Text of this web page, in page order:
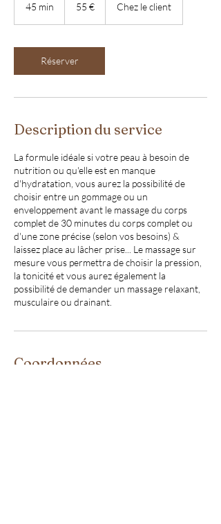
45 min
i
n
55 € Chez le client
Réserver
Description du service
La formule idéale si votre peau à besoin de
nutrition ou qu'elle est en manque
d'hydratation, vous aurez la possibilité de
choisir entre un gommage ou un
enveloppement avant le massage du corps
complet de 30 minutes du corps complet ou
d'une zone précise (selon vos besoins) &
laissez place au lâcher prise... Le massage sur
mesure vous permettra de choisir la pression,
la tonicité et vous aurez également la
possibilité de demander un massage relaxant,
musculaire ou drainant.
Coordonnées